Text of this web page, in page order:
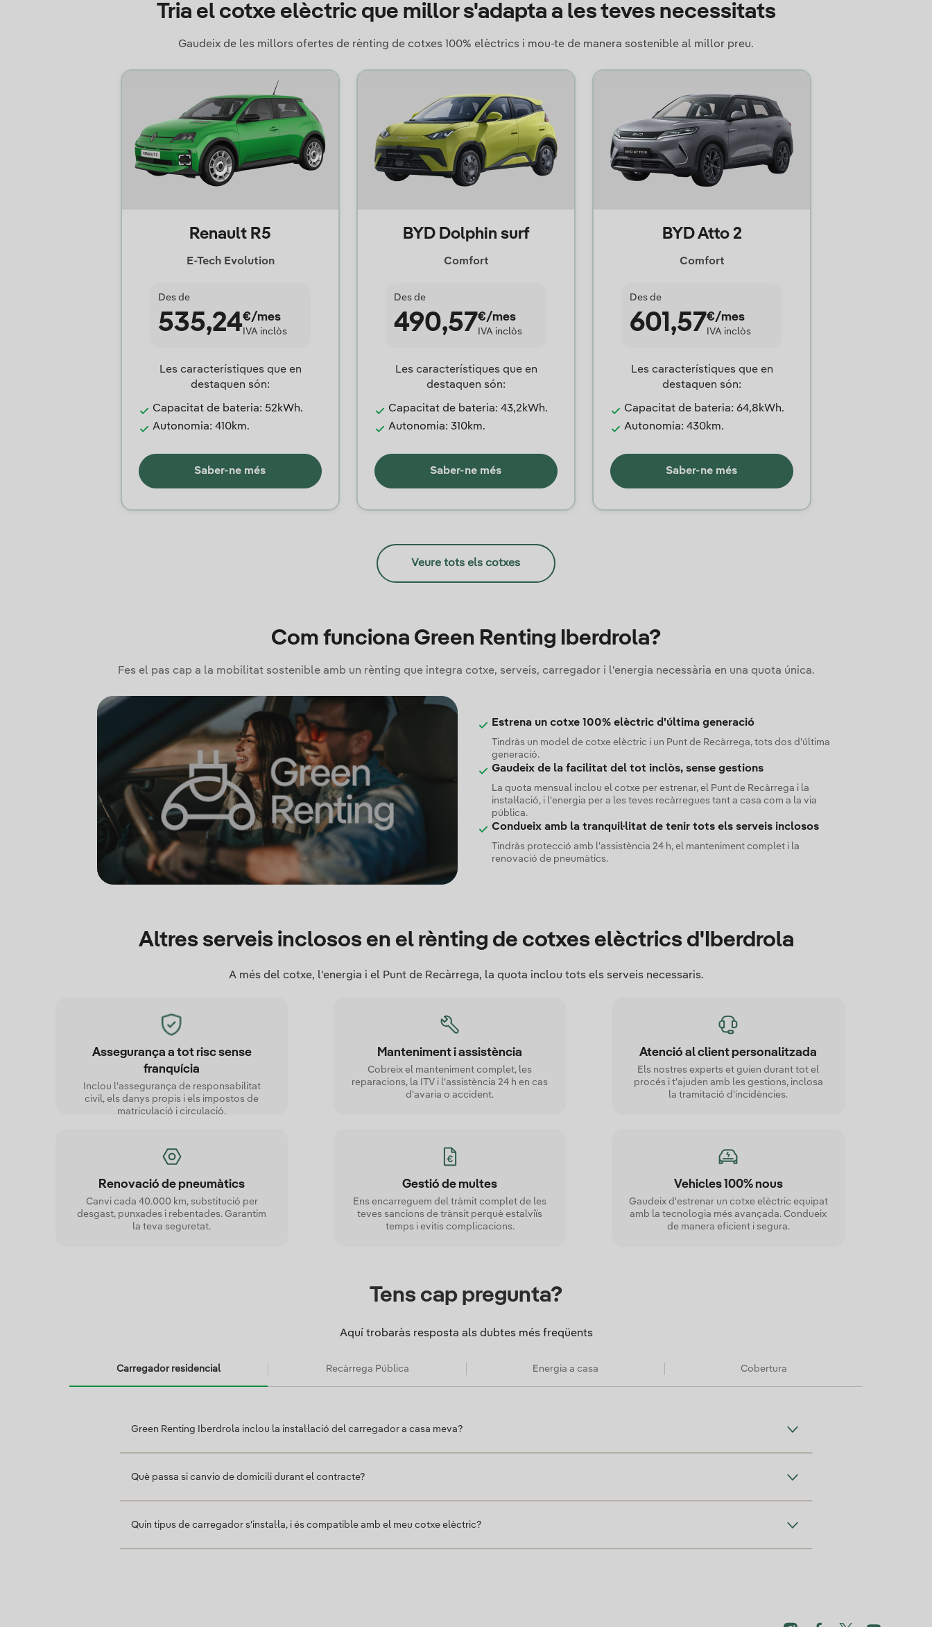
Tria el cotxe elèctric que millor s'adapta a les teves necessitats
Gaudeix de les millors ofertes de rènting de cotxes 100% elèctrics i mou-te de manera sostenible al millor preu.
Renault R5
E-Tech Evolution
Des de
535,24€/mes
IVA inclòs
Les característiques que en
destaquen són:
Capacitat de bateria: 52kWh.
Autonomia: 410km.
Saber-ne més
BYD Dolphin surf
Comfort
Des de
490,57€/mes
IVA inclòs
Les característiques que en
destaquen són:
Capacitat de bateria: 43,2kWh.
Autonomia: 310km.
Saber-ne més
BYD Atto 2
Comfort
Des de
601,57€/mes
IVA inclòs
Les característiques que en
destaquen són:
Capacitat de bateria: 64,8kWh.
Autonomia: 430km.
Saber-ne més
Veure tots els cotxes
Com funciona Green Renting Iberdrola?
Fes el pas cap a la mobilitat sostenible amb un rènting que integra cotxe, serveis, carregador i l'energia necessària en una quota única.
Estrena un cotxe 100% elèctric d'última generació
Tindràs un model de cotxe elèctric i un Punt de Recàrrega, tots dos d'última
generació.
Gaudeix de la facilitat del tot inclòs, sense gestions
La quota mensual inclou el cotxe per estrenar, el Punt de Recàrrega i la
instal·lació, i l'energia per a les teves recàrregues tant a casa com a la via
pública.
Condueix amb la tranquil·litat de tenir tots els serveis inclosos
Tindràs protecció amb l'assistència 24 h, el manteniment complet i la
renovació de pneumàtics.
Altres serveis inclosos en el rènting de cotxes elèctrics d'Iberdrola
A més del cotxe, l'energia i el Punt de Recàrrega, la quota inclou tots els serveis necessaris.
Assegurança a tot risc sense
franquícia
Inclou l'assegurança de responsabilitat
civil, els danys propis i els impostos de
matriculació i circulació.
Manteniment i assistència
Cobreix el manteniment complet, les
reparacions, la ITV i l'assistència 24 h en cas
d'avaria o accident.
Atenció al client personalitzada
Els nostres experts et guien durant tot el
procés i t'ajuden amb les gestions, inclosa
la tramitació d'incidències.
Renovació de pneumàtics
Canvi cada 40.000 km, substitució per
desgast, punxades i rebentades. Garantim
la teva seguretat.
Gestió de multes
Ens encarreguem del tràmit complet de les
teves sancions de trànsit perquè estalviïs
temps i evitis complicacions.
Vehicles 100% nous
Gaudeix d'estrenar un cotxe elèctric equipat
amb la tecnologia més avançada. Condueix
de manera eficient i segura.
Tens cap pregunta?
Aquí trobaràs resposta als dubtes més freqüents
Carregador residencial Recàrrega Pública Energia a casa Cobertura
Green Renting Iberdrola inclou la instal·lació del carregador a casa meva?
Què passa si canvio de domicili durant el contracte?
Quin tipus de carregador s'instal·la, i és compatible amb el meu cotxe elèctric?